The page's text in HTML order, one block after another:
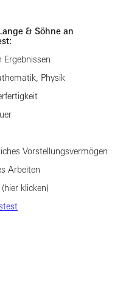
& Söhne an
Ergebnissen
Physik
Vorstellungsvermögen
Arbeiten
klicken)